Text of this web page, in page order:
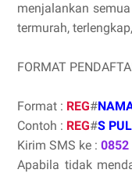
menjalankan
termurah,
FORMAT
Format : REG#
Contoh : REG#S
Kirim SMS ke : 0852
Apabila tidak